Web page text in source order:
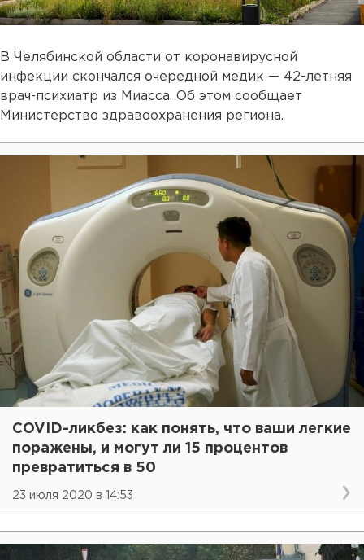
В Челябинской области от коронавирусной
инфекции скончался очередной медик — 42-летняя
врач-психиатр из Миасса. Об этом сообщает
Министерство здравоохранения региона.
COVID-ликбез: как понять, что ваши легкие
поражены, и могут ли 15 процентов
превратиться в 50
23 июля 2020 в 14:53